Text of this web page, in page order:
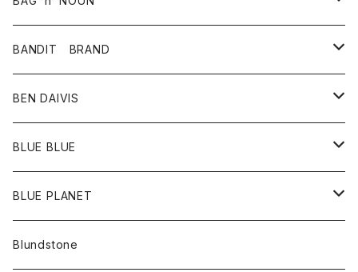
パンツ
靴
革ジャケット
アクセサリー
バッグ
ポーチ
BANDIT BRAND
トップス
Ｔシャツ
BEN DAIVIS
ポトム
パンツ
BLUE BLUE
アウター
カーディガン
アクセサリー
BLUE PLANET
サングラス
Blundstone